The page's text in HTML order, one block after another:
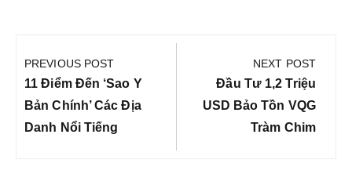
hướng
bài
viết
PREVIOUS POST
Previous
Post:
11 Điểm Đến ‘sao Y
Bản Chính’ Các Địa
Danh Nổi Tiếng
NEXT POST
Next
Post:
Đầu Tư 1,2 Triệu
USD Bảo Tồn VQG
Tràm Chim